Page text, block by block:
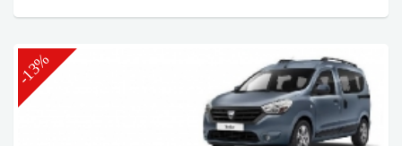
-13%